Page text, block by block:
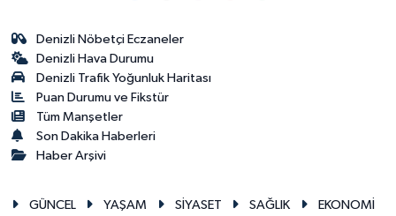
Denizli Nöbetçi Eczaneler
Denizli Hava Durumu
Denizli Trafik Yoğunluk Haritası
Puan Durumu ve Fikstür
Tüm Manşetler
Son Dakika Haberleri
Haber Arşivi
GÜNCEL YAŞAM SİYASET SAĞLIK
EKONOMİ